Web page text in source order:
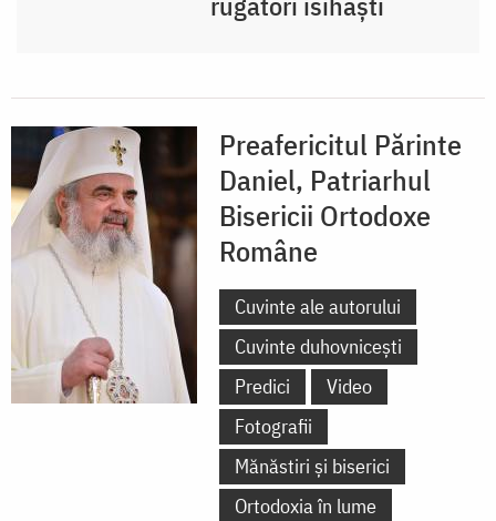
Preafericitul Părinte
Daniel, Patriarhul
Bisericii Ortodoxe
Române
Cuvinte ale autorului
Cuvinte duhovnicești
Predici
Video
Fotografii
Mănăstiri și biserici
Ortodoxia în lume